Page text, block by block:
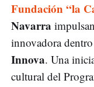
Fundación “la
Navarra
innovadora
Innova. Una
cultural del